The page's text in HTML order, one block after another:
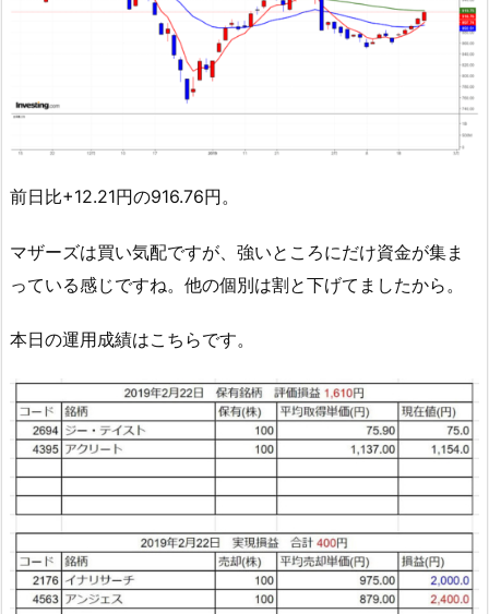
前日比+12.21円の916.76円。
マザーズは買い気配ですが、強いところにだけ資金が集ま
っている感じですね。他の個別は割と下げてましたから。
本日の運用成績はこちらです。